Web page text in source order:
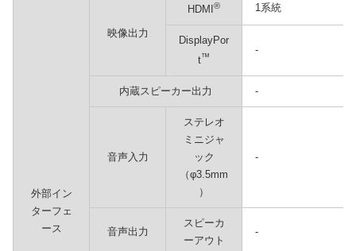
外部イン
ターフェ
ース
映像出力
HDMI ® 1系統
DisplayPor
t™
-
内蔵スピーカー出力 -
音声入力
ステレオ
ミニジャ
ック
（φ3.5mm
）
-
音声出力
スピーカ
ーアウト
-